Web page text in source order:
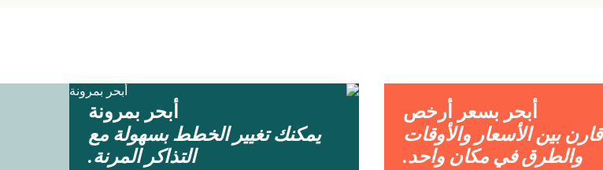
أبحر بسعر أرخص
قارن بين الأسعار والأوقات
والطرق في مكان واحد.
أبحر بمرونة
يمكنك تغيير الخطط بسهولة مع
التذاكر المرنة.